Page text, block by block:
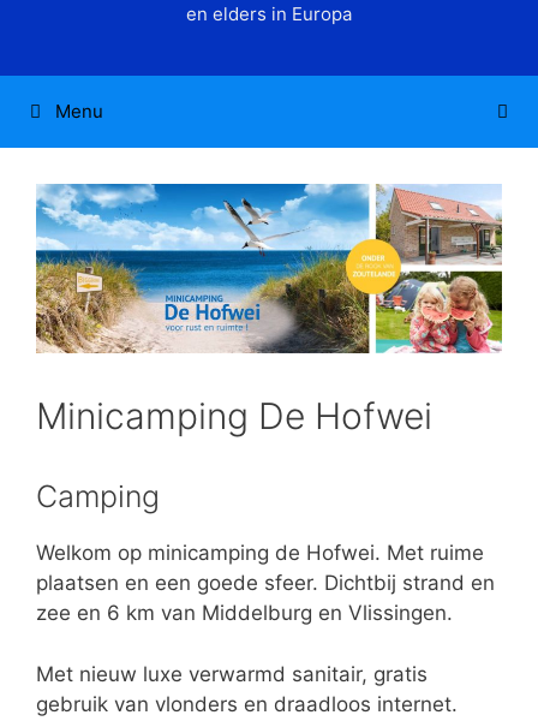
en elders in Europa
Menu
Minicamping De Hofwei
Camping
Welkom op minicamping de Hofwei. Met ruime
plaatsen en een goede sfeer. Dichtbij strand en
zee en 6 km van Middelburg en Vlissingen.
Met nieuw luxe verwarmd sanitair, gratis
gebruik van vlonders en draadloos internet.